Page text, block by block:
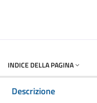
INDICE DELLA PAGINA
Descrizione